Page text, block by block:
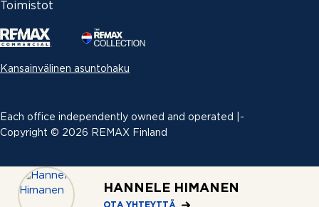
HANNELE HIMANEN
OTA YHTEYTTÄ
Toimistot
Kansainvälinen asuntohaku
Each office independently owned and operated |­
Copyright © 2026 REMAX Finland
Erimielisyyksien ratkaiseminen|